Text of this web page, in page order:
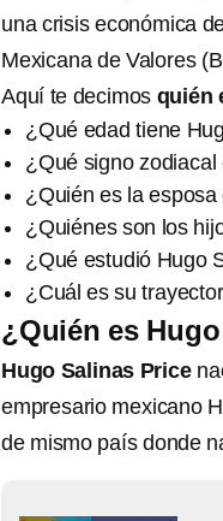
una crisis económica
Mexicana de Valores
Aquí te decimos quién
¿Qué edad tiene
¿Qué signo
¿Quién es la
¿Quiénes son los
¿Qué estudió Hugo
¿Cuál es su
¿Quién es
Hugo Salinas Price
empresario mexicano
de mismo país donde